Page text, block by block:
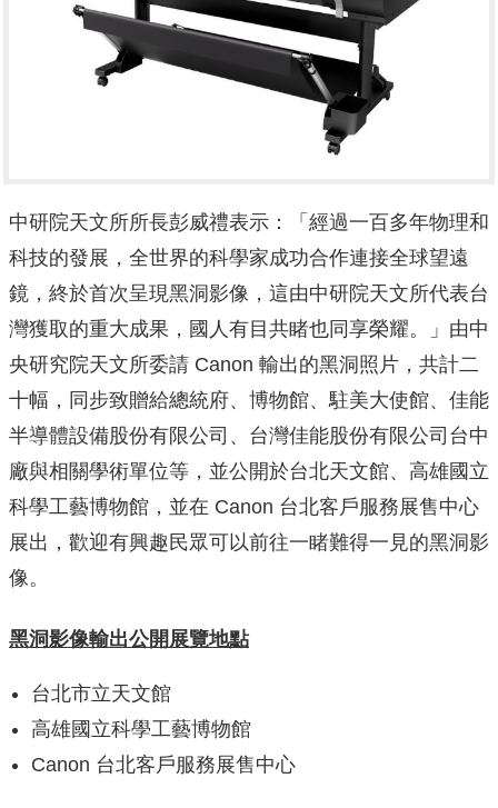
中研院天文所所長彭威禮表示：「經過一百多年物理和
科技的發展，全世界的科學家成功合作連接全球望遠
鏡，終於首次呈現黑洞影像，這由中研院天文所代表台
灣獲取的重大成果，國人有目共睹也同享榮耀。」由中
央研究院天文所委請 Canon 輸出的黑洞照片，共計二
十幅，同步致贈給總統府、博物館、駐美大使館、佳能
半導體設備股份有限公司、台灣佳能股份有限公司台中
廠與相關學術單位等，並公開於台北天文館、高雄國立
科學工藝博物館，並在 Canon 台北客戶服務展售中心
展出，歡迎有興趣民眾可以前往一睹難得一見的黑洞影
像。
黑洞影像輸出公開展覽地點
台北市立天文館
高雄國立科學工藝博物館
Canon 台北客戶服務展售中心